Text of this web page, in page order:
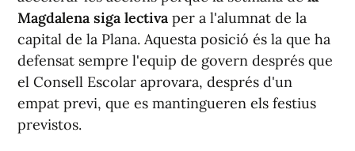
Magdalena siga lectiva per a l'alumnat de la
capital de la Plana. Aquesta posició és la que ha
defensat sempre l'equip de govern després que
el Consell Escolar aprovara, després d'un
empat previ, que es mantingueren els festius
previstos.